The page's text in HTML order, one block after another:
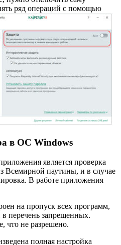
ряд операций с помощью
в ОС Windows
является проверка
Всемирной паутины, и в случае
В работе приложения
на пропуск всех программ,
перечень запрещенных.
что не разрешено.
полная настройка